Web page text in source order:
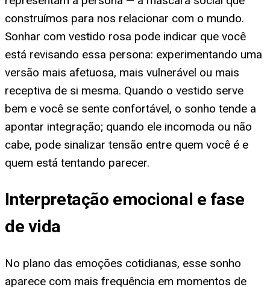
construímos para nos relacionar com o mundo.
Sonhar com vestido rosa pode indicar que você
está revisando essa persona: experimentando uma
versão mais afetuosa, mais vulnerável ou mais
receptiva de si mesma. Quando o vestido serve
bem e você se sente confortável, o sonho tende a
apontar integração; quando ele incomoda ou não
cabe, pode sinalizar tensão entre quem você é e
quem está tentando parecer.
Interpretação emocional e fase
de vida
No plano das emoções cotidianas, esse sonho
aparece com mais frequência em momentos de